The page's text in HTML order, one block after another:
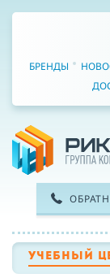
БРЕНДЫ
УЧЕБНЫЙ